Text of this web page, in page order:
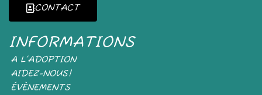
CONTACT
INFORMATIONS
A L’ADOPTION
AIDEZ-NOUS!
ÉVÈNEMENTS